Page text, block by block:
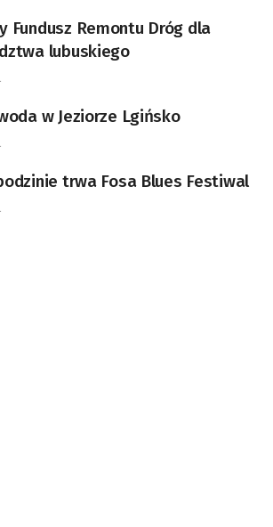
Fundusz Remontu Dróg dla
lubuskiego
w Jeziorze Lgińsko
trwa Fosa Blues Festiwal